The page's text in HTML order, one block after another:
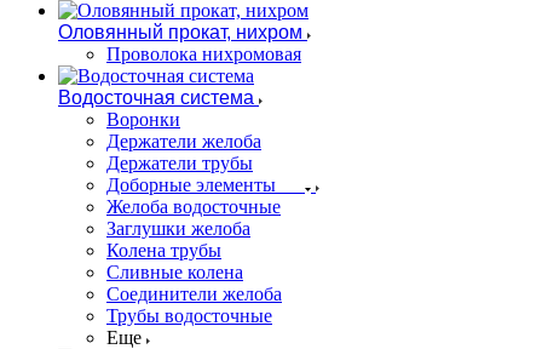
Оловянный прокат, нихром
Проволока нихромовая
Водосточная система
Воронки
Держатели желоба
Держатели трубы
Доборные элементы
Желоба водосточные
Заглушки желоба
Колена трубы
Сливные колена
Соединители желоба
Трубы водосточные
Еще